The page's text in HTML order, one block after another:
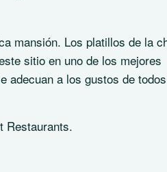
mansión. Los platillos de la
sitio en uno de los mejores
adecuan a los gustos de
Restaurants.